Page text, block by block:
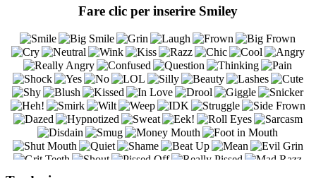
Fare clic per inserire Smiley